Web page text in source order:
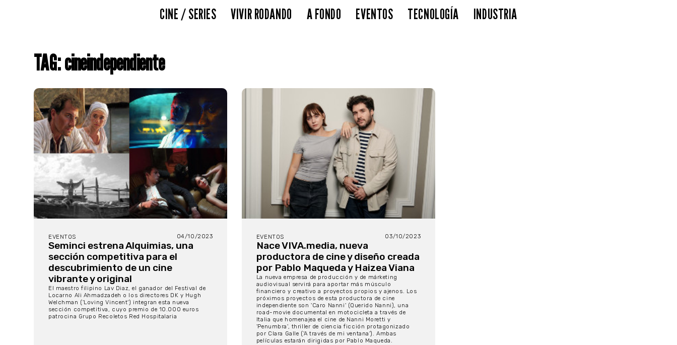
CINE / SERIES VIVIR RODANDO A FONDO EVENTOS TECNOLOGÍA INDUSTRIA
TAG: cineindependiente
EVENTOS 04/10/2023
Seminci estrena Alquimias, una
sección competitiva para el
descubrimiento de un cine
vibrante y original
El maestro filipino Lav Diaz, el ganador del Festival de
Locarno Ali Ahmadzadeh o los directores DK y Hugh
Welchman ('Loving Vincent') integran esta nueva
sección competitiva, cuyo premio de 10.000 euros
patrocina Grupo Recoletos Red Hospitalaria
EVENTOS 03/10/2023
Nace VIVA.media, nueva
productora de cine y diseño creada
por Pablo Maqueda y Haizea Viana
La nueva empresa de producción y de márketing
audiovisual servirá para aportar más músculo
financiero y creativo a proyectos propios y ajenos. Los
próximos proyectos de esta productora de cine
independiente son 'Caro Nanni' (Querido Nanni), una
road-movie documental en motocicleta a través de
Italia que homenajea el cine de Nanni Moretti y
'Penumbra', thriller de ciencia ficción protagonizado
por Clara Galle ('A través de mi ventana'). Ambas
películas estarán dirigidas por Pablo Maqueda.